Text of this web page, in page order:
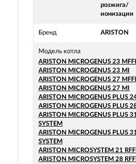
розжига/
ионизации
Бренд ARISTON
Модель котла
ARISTON MICROGENUS 23 MFFI
ARISTON MICROGENUS 23 MI
ARISTON MICROGENUS 27 MFFI
ARISTON MICROGENUS 27 MI
ARISTON MICROGENUS PLUS
ARISTON MICROGENUS PLUS
ARISTON MICROGENUS PLUS
SYSTEM
ARISTON MICROGENUS PLUS
SYSTEM
ARISTON MICROSYSTEM 21 RFFI
ARISTON MICROSYSTEM 28 RFFI